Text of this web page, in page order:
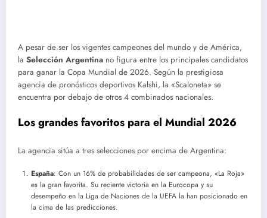
A pesar de ser los vigentes campeones del mundo y de América,
la Selección Argentina no figura entre los principales candidatos
para ganar la Copa Mundial de 2026. Según la prestigiosa
agencia de pronósticos deportivos Kalshi, la «Scaloneta» se
encuentra por debajo de otros 4 combinados nacionales.
Los grandes favoritos para el Mundial 2026
La agencia sitúa a tres selecciones por encima de Argentina:
España: Con un 16% de probabilidades de ser campeona, «La Roja»
es la gran favorita. Su reciente victoria en la Eurocopa y su
desempeño en la Liga de Naciones de la UEFA la han posicionado en
la cima de las predicciones.